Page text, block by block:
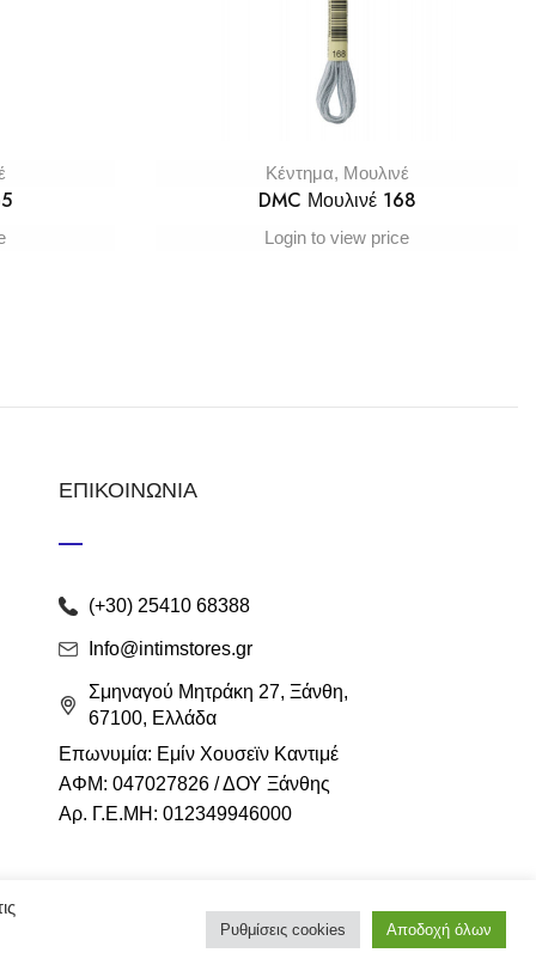
Κέντημα, Μουλινέ
DMC Μουλινέ 168
Login to view price
ΕΠΙΚΟΙΝΩΝΙΑ
(+30) 25410 68388
Info@intimstores.gr
Σμηναγού Μητράκη 27, Ξάνθη,
67100, Ελλάδα
Επωνυμία: Εμίν Χουσεϊν Καντιμέ
ΑΦΜ: 047027826 / ΔΟΥ Ξάνθης
Αρ. Γ.Ε.ΜΗ: 012349946000
Ρυθμίσεις cookies Αποδοχή όλων